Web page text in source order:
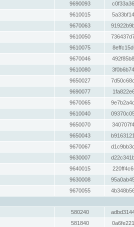
9690093
9610015
9670063
9610050
9610075
9670046
9610080
9650027
9690077
9670065
9610040
9650070
9650043
9670067
9630007
9640015
9630008
9670055
580240
581840